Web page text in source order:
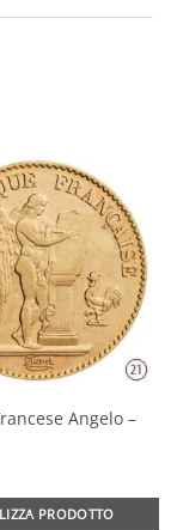
Angelo –
PRODOTTO